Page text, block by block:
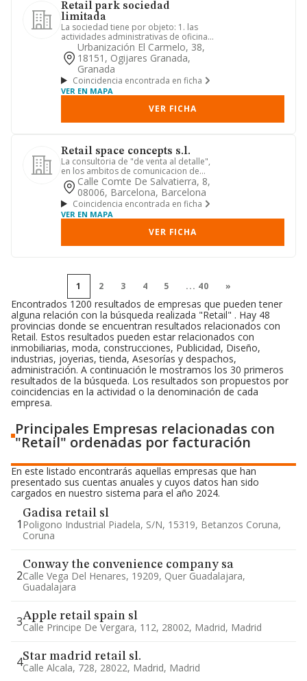
Retail park sociedad
limitada
La sociedad tiene por objeto: 1. las
actividades administrativas de oficina y
otras actividades aux...
Urbanización El Carmelo, 38,
18151, Ogijares Granada,
Granada
Coincidencia encontrada en ficha
VER EN MAPA
VER FICHA
Retail space concepts s.l.
La consultoria de "de venta al detalle",
en los ambitos de comunicacion de
marca, diseno de espacio...
Calle Comte De Salvatierra, 8,
08006, Barcelona, Barcelona
Coincidencia encontrada en ficha
VER EN MAPA
VER FICHA
1 2 3 4 5 ... 40 »
Encontrados 1200 resultados de empresas que pueden tener
alguna relación con la búsqueda realizada "Retail" . Hay 48
provincias donde se encuentran resultados relacionados con
Retail. Estos resultados pueden estar relacionados con
inmobiliarias, moda, construcciones, Publicidad, Diseño,
industrias, joyerias, tienda, Asesorías y despachos,
administración. A continuación le mostramos los 30 primeros
resultados de la búsqueda. Los resultados son propuestos por
coincidencias en la actividad o la denominación de cada
empresa.
Principales Empresas relacionadas con
"Retail" ordenadas por facturación
En este listado encontrarás aquellas empresas que han
presentado sus cuentas anuales y cuyos datos han sido
cargados en nuestro sistema para el año 2024.
1
Gadisa retail sl
Poligono Industrial Piadela, S/n, 15319, Betanzos Coruna,
Coruna
2
Conway the convenience company sa
Calle Vega Del Henares, 19209, Quer Guadalajara,
Guadalajara
3Apple retail spain sl
Calle Principe De Vergara, 112, 28002, Madrid, Madrid
4Star madrid retail sl.
Calle Alcala, 728, 28022, Madrid, Madrid